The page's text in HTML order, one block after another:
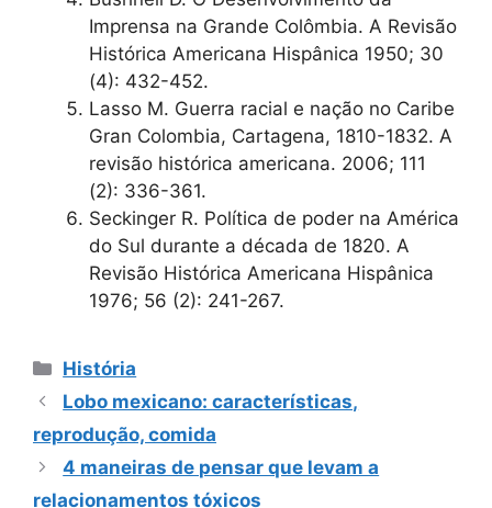
Imprensa na Grande Colômbia. A Revisão
Histórica Americana Hispânica 1950; 30
(4): 432-452.
Lasso M. Guerra racial e nação no Caribe
Gran Colombia, Cartagena, 1810-1832. A
revisão histórica americana. 2006; 111
(2): 336-361.
Seckinger R. Política de poder na América
do Sul durante a década de 1820. A
Revisão Histórica Americana Hispânica
1976; 56 (2): 241-267.
Categorias
História
Lobo mexicano: características,
reprodução, comida
4 maneiras de pensar que levam a
relacionamentos tóxicos